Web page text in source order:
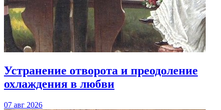
Устранение отворота и преодоление
охлаждения в любви
07 авг 2026